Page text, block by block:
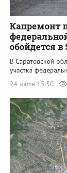
Капремонт
обойдется
В Саратовской
участка
24 июля 15:50